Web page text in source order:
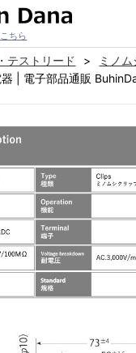
ちら
テストリード
ミノ
| 電子部品通販